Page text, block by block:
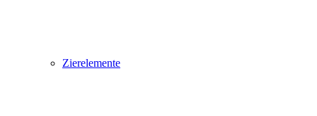
Zierelemente